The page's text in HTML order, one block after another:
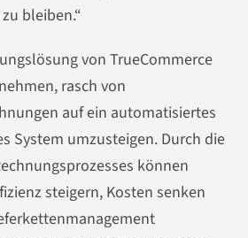
bleiben.“
von TrueCommerce
rasch von
auf ein automatisiertes
System umzusteigen. Durch die
können
steigern, Kosten senken